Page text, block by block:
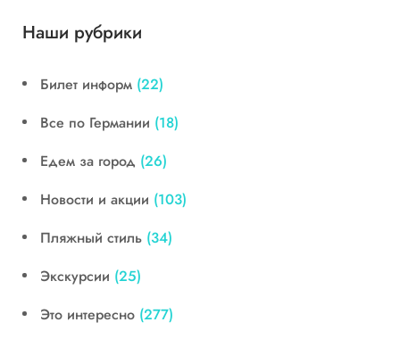
Наши рубрики
Билет информ (22)
Все по Германии (18)
Едем за город (26)
Новости и акции (103)
Пляжный стиль (34)
Экскурсии (25)
Это интересно (277)